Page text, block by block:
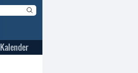
Kalender